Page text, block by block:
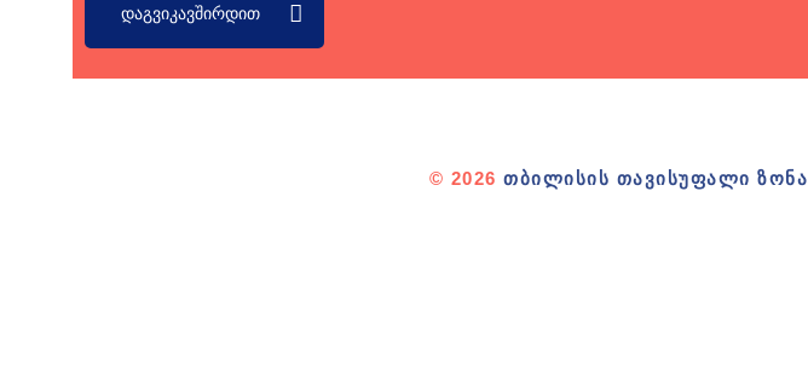
ᲓᲐᲒᲕᲘᲙᲐᲕᲨᲘᲠᲓᲘᲗ
© 2026ᲗᲑᲘᲚᲘᲡᲘᲡ ᲗᲐᲕᲘᲡᲣᲤᲐᲚᲘ ᲖᲝᲜᲐ